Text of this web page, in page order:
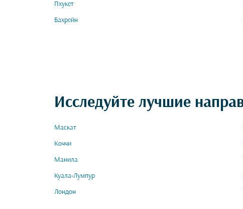
Пхукет
Бахрейн
Исследуйте лучшие
Маскат
Коччи
Манила
Куала-Лумпур
Лондон